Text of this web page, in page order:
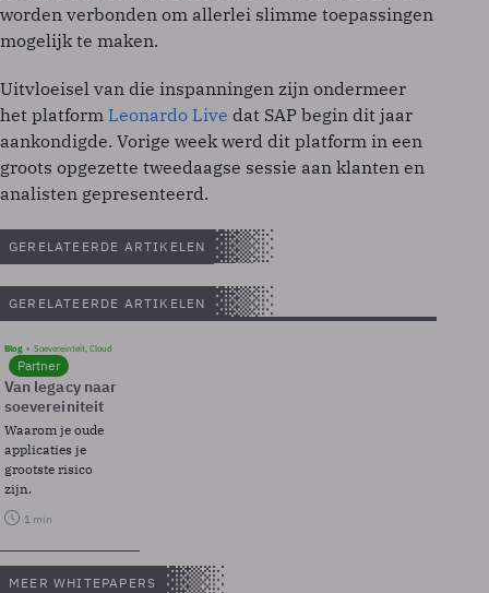
worden verbonden om allerlei slimme toepassingen
mogelijk te maken.
Uitvloeisel van die inspanningen zijn ondermeer
het platform Leonardo Live dat SAP begin dit jaar
aankondigde. Vorige week werd dit platform in een
groots opgezette tweedaagse sessie aan klanten en
analisten gepresenteerd.
GERELATEERDE ARTIKELEN
GERELATEERDE ARTIKELEN
Blog Soevereinteit, Cloud
Partner
Van legacy naar
soevereiniteit
Waarom je oude
applicaties je
grootste risico
zijn.
1 min
MEER WHITEPAPERS